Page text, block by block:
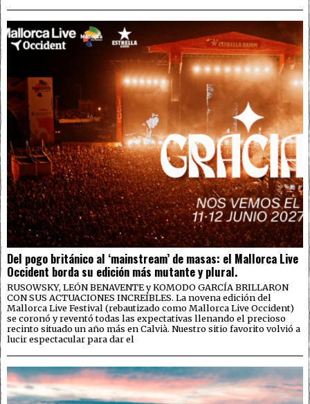
Del pogo británico al ‘mainstream’ de masas: el Mallorca Live
Occident borda su edición más mutante y plural.
RUSOWSKY, LEÓN BENAVENTE y KOMODO GARCÍA BRILLARON
CON SUS ACTUACIONES INCREÍBLES. La novena edición del
Mallorca Live Festival (rebautizado como Mallorca Live Occident)
se coronó y reventó todas las expectativas llenando el precioso
recinto situado un año más en Calvià. Nuestro sitio favorito volvió a
lucir espectacular para dar el